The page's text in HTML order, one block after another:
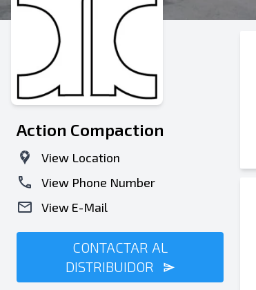
Action Compaction
View Location
View Phone Number
View E-Mail
CONTACTAR AL
DISTRIBUIDOR